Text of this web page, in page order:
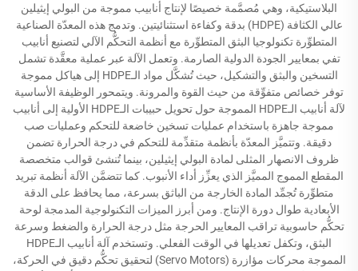
البلاستيكية، وهي مُصمَّمة خصيصًا لإنتاج أنابيب مموجة من البولي إيثيلين
عالي الكثافة (HDPE) بدقة وكفاءة استثنائيتين. وتدمج هذه المعدّة الصناعية
المتطوِّرة تكنولوجيا البثق المتطوِّرة مع أنظمة التحكُّم الآلي لتصنيع أنابيب
تفي بمعايير الجودة الدولية الصارمة. وتعمل الآلة عبر عملية معقَّدة تشمل
التسخين والبثق والتشكيل، حيث تُشكَّل مواد الـHDPE إلى هياكل مموجة
توفر خصائص متفوِّقة من حيث القوة والمرونة. ويتمحور الوظيفة الأساسية
لآلة أنابيب الـHDPE المموجة حول تحويل حبيبات الـHDPE الأولية إلى أنابيب
مموجة جاهزة باستخدام عمليات تسخين خاضعة للتحكم وعمليات صب
دقيقة. وتتميَّز المعدّة بأنظمة متقدِّمة للتحكم في درجة الحرارة تضمن
ظروف الانصهار المثلى لمادة البولي إيثيلين، بينما تُنشئ قوالب متخصصة
المقطع المموج المميَّز الذي يعزِّز أداء الأنبوب. كما تتضمَّن الآلة أنظمة تبريد
متطوِّرة تُجمِّد المادة الخارجة من الباثق بسرعة، مما يحافظ على الدقة
الأبعادية طوال دورة الإنتاج. ومن أبرز الميزات التكنولوجية المدمجة لوحة
تحكُّم حاسوبية تراقب المعايير الحرجة مثل درجة الحرارة والضغط وسرعة
البثق، وتكفل تعديلها في الوقت الفعلي. وتستخدم آلة أنابيب الـHDPE
المموجة محركات مؤازرة (Servo Motors) لتحقيق تحكُّم دقيق في الحركة،